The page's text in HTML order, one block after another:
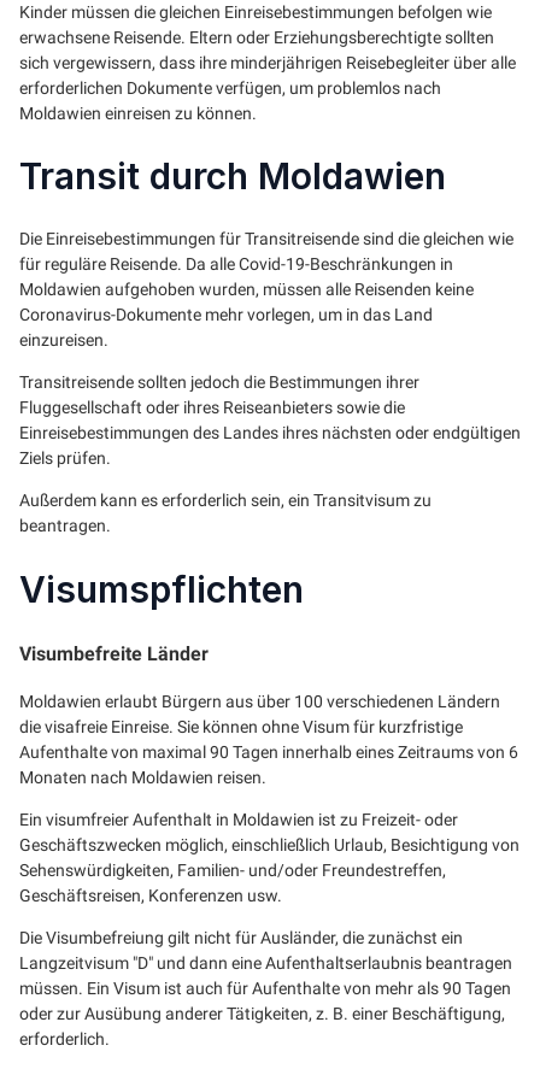
Kinder müssen die gleichen Einreisebestimmungen befolgen wie
erwachsene Reisende. Eltern oder Erziehungsberechtigte sollten
sich vergewissern, dass ihre minderjährigen Reisebegleiter über alle
erforderlichen Dokumente verfügen, um problemlos nach
Moldawien einreisen zu können.
Transit durch Moldawien
Die Einreisebestimmungen für Transitreisende sind die gleichen wie
für reguläre Reisende. Da alle Covid-19-Beschränkungen in
Moldawien aufgehoben wurden, müssen alle Reisenden keine
Coronavirus-Dokumente mehr vorlegen, um in das Land
einzureisen.
Transitreisende sollten jedoch die Bestimmungen ihrer
Fluggesellschaft oder ihres Reiseanbieters sowie die
Einreisebestimmungen des Landes ihres nächsten oder endgültigen
Ziels prüfen.
Außerdem kann es erforderlich sein, ein Transitvisum zu
beantragen.
Visumspflichten
Visumbefreite Länder
Moldawien erlaubt Bürgern aus über 100 verschiedenen Ländern
die visafreie Einreise. Sie können ohne Visum für kurzfristige
Aufenthalte von maximal 90 Tagen innerhalb eines Zeitraums von 6
Monaten nach Moldawien reisen.
Ein visumfreier Aufenthalt in Moldawien ist zu Freizeit- oder
Geschäftszwecken möglich, einschließlich Urlaub, Besichtigung von
Sehenswürdigkeiten, Familien- und/oder Freundestreffen,
Geschäftsreisen, Konferenzen usw.
Die Visumbefreiung gilt nicht für Ausländer, die zunächst ein
Langzeitvisum "D" und dann eine Aufenthaltserlaubnis beantragen
müssen. Ein Visum ist auch für Aufenthalte von mehr als 90 Tagen
oder zur Ausübung anderer Tätigkeiten, z. B. einer Beschäftigung,
erforderlich.